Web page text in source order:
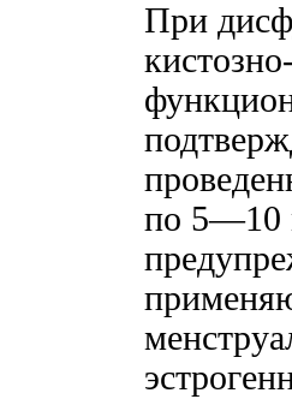
При
по 5—10